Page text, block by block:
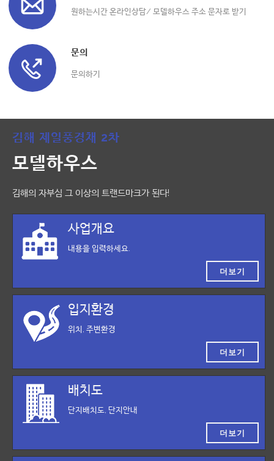
원하는시간 온라인상담/ 모델하우스 주소 문자로 받기
문의
문의하기
김해 제일풍경채 2차
모델하우스
김해의 자부심 그 이상의 트랜드마크가 된다!
사업개요
내용을 입력하세요.
더보기
입지환경
위치, 주변환경
더보기
배치도
단지배치도, 단지안내
더보기